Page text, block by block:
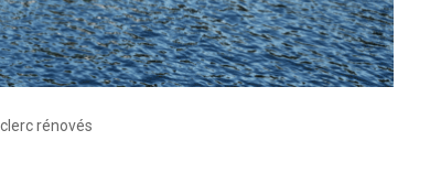
rénovés